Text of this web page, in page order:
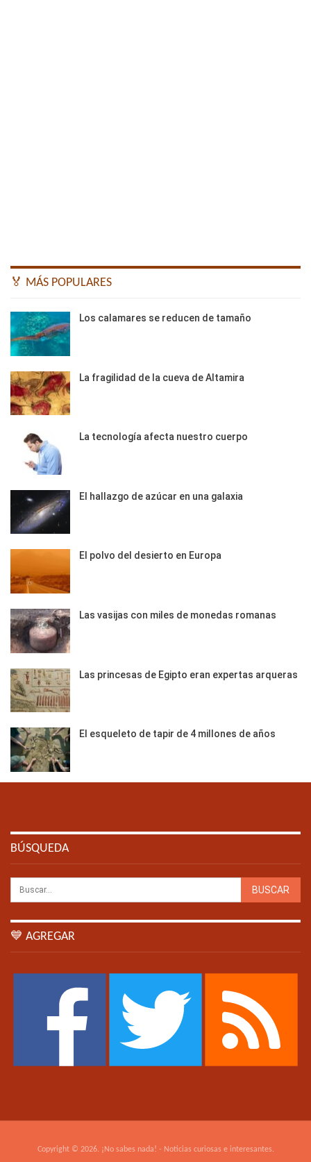
🏅 MÁS POPULARES
Los calamares se reducen de tamaño
La fragilidad de la cueva de Altamira
La tecnología afecta nuestro cuerpo
El hallazgo de azúcar en una galaxia
El polvo del desierto en Europa
Las vasijas con miles de monedas romanas
Las princesas de Egipto eran expertas arqueras
El esqueleto de tapir de 4 millones de años
BÚSQUEDA
💙 AGREGAR
Copyright © 2026. ¡No sabes nada! - Noticias curiosas e interesantes.